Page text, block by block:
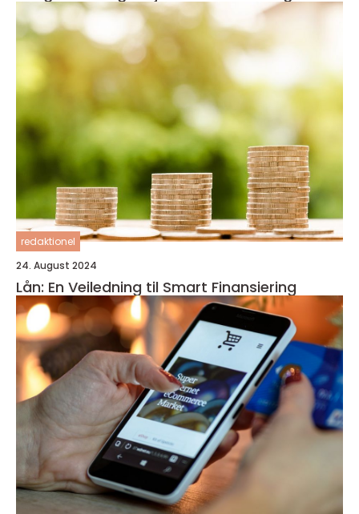
redaktionel
24. August 2024
Lån: En Veiledning til Smart Finansiering